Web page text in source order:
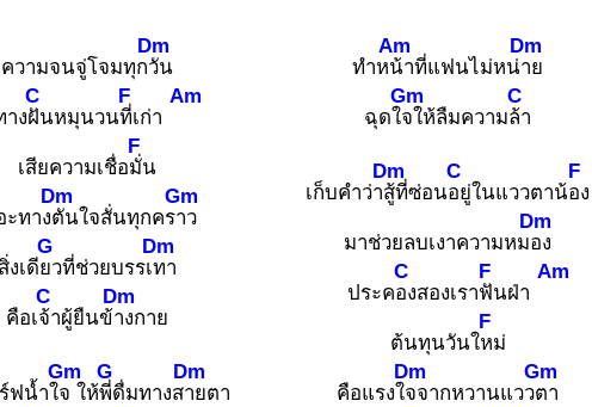
ความจนจู่โจมทุก
Dm
วัน
าง
C
ฝันหมุนวน
F
ที่เก่า
Am
เสียความเชื่อ
F
มั่น
ะทาง
Dm
ตันใจสั่นทุกคร
Gm
าว
งเดี
G
ยวที่ช่วยบรรเ
Dm
ทา
คือเ
C
จ้าผู้ยืนข้
Dm
างกาย
ฟน้ำใ
Gm
จ ให้
G
พี่ดื่มทางส
Dm
ายตา
ทำห
Am
น้าที่แฟนไม่หน่
Dm
าย
ฉุดใ
Gm
จให้ลืมความ
C
ล้า
เก็บคำว่า
Dm
สู้ที่ซ่อน
C
อยู่ในแววตาน้
F
อง
มาช่วยลบเงาความหม
Dm
อง
ประค
C
องสองเรา
F
ฟันฝ่า
Am
ต้นทุนวันใ
F
หม่
คือแรงใ
Dm
จจากหวานแวว
Gm
ตา